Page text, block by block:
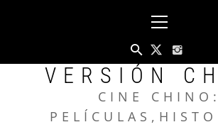
VERSIÓN
CINE CHINO: